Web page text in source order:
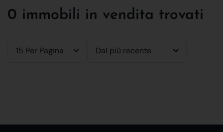
0 immobili in vendita trovati
15 Per Pagina Dal più recente